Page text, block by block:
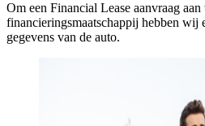
Om een Financial Lease aanvraag
financieringsmaatschappij hebben
gegevens van de auto.